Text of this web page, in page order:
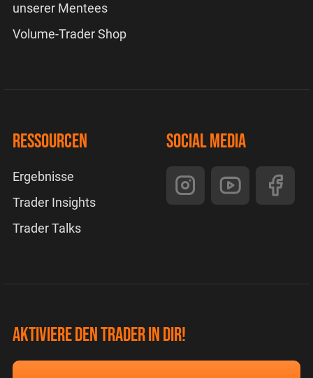
unserer Mentees
Volume-Trader Shop
Ressourcen
Ergebnisse
Trader Insights
Trader Talks
Social Media
Aktiviere den Trader in dir!